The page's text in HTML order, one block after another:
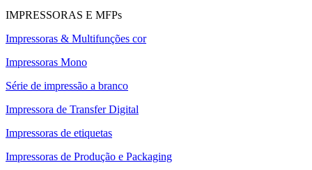
IMPRESSORAS E MFPs
Impressoras & Multifunções cor
Impressoras Mono
Série de impressão a branco
Impressora de Transfer Digital
Impressoras de etiquetas
Impressoras de Produção e Packaging